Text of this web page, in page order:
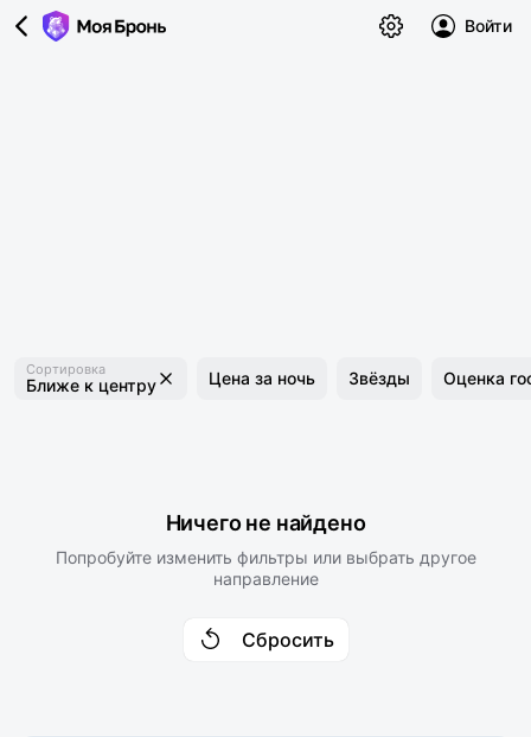
Войти
Сортировка
Ближе к центру Цена за ночь Звёзды Оценка
Ничего не найдено
Попробуйте изменить фильтры или выбрать другое
направление
Сбросить